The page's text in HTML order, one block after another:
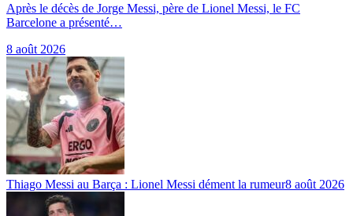
Après le décès de Jorge Messi, père de Lionel Messi, le FC
Barcelone a présenté…
8 août 2026
Thiago Messi au Barça : Lionel Messi dément la rumeur8 août 2026